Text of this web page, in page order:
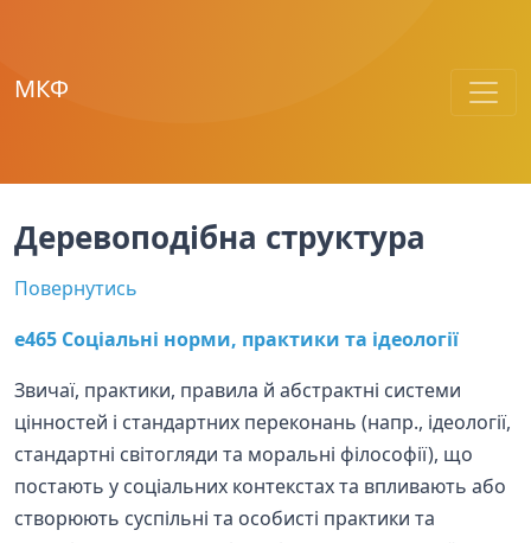
МКФ
Деревоподібна структура
Повернутись
e465 Соціальні норми, практики та ідеології
Звичаї, практики, правила й абстрактні системи
цінностей і стандартних переконань (напр., ідеології,
стандартні світогляди та моральні філософії), що
постають у соціальних контекстах та впливають або
створюють суспільні та особисті практики та